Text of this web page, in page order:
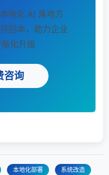
地化 AI 落地方
回本，助力企业
化升级
咨询
本地化部署
系统改造